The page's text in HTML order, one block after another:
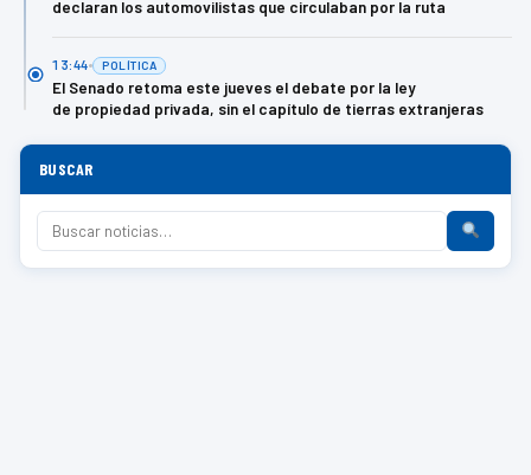
declaran los automovilistas que circulaban por la ruta
13:44 POLÍTICA
El Senado retoma este jueves el debate por la ley
de propiedad privada, sin el capítulo de tierras extranjeras
BUSCAR